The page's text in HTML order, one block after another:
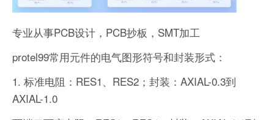
专业从事PCB设计，PCB抄板，SMT加工
protel99常用元件的电气图形符号和封装形式：
1. 标准电阻：RES1、RES2；封装：AXIAL-0.3到
AXIAL-1.0